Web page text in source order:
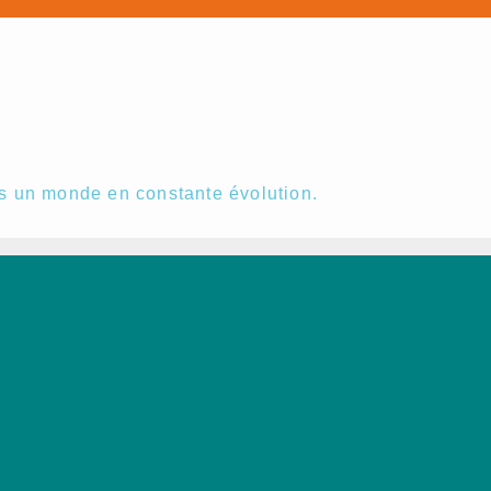
un monde en constante évolution.